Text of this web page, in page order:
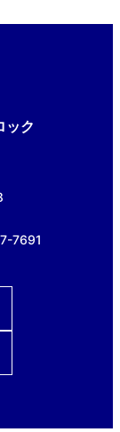
ック
7691